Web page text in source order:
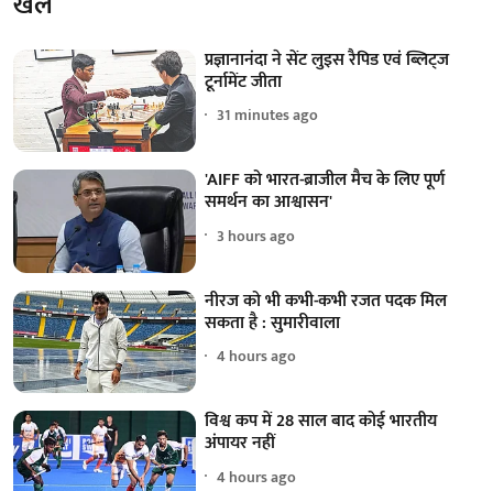
प्रज्ञानानंदा ने सेंट लुइस रैपिड एवं ब्लिट्ज
टूर्नामेंट जीता
31 minutes ago
'AIFF को भारत-ब्राजील मैच के लिए पूर्ण
समर्थन का आश्वासन'
3 hours ago
नीरज को भी कभी-कभी रजत पदक मिल
सकता है : सुमारीवाला
4 hours ago
विश्व कप में 28 साल बाद कोई भारतीय
अंपायर नहीं
4 hours ago